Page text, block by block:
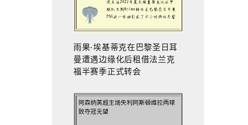
雨果·埃基蒂克在巴黎圣日耳
曼遭遇边缘化后租借法兰克
福半赛季正式转会